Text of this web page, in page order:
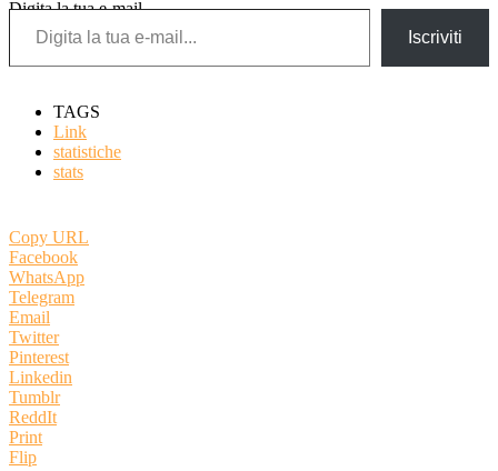
Digita la tua e-mail...
Iscriviti
TAGS
Link
statistiche
stats
Copy URL
Facebook
WhatsApp
Telegram
Email
Twitter
Pinterest
Linkedin
Tumblr
ReddIt
Print
Flip